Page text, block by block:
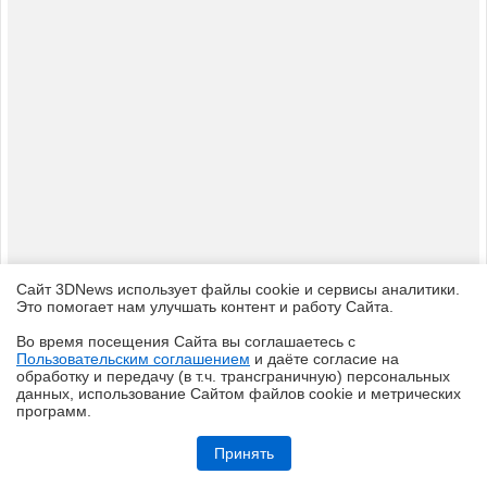
Обзор смартфона iQOO Z11: станция студенческая
редакции 3DNews.
Сайт 3DNews использует файлы cookie и сервисы аналитики.
Это помогает нам улучшать контент и работу Cайта.
Во время посещения Cайта вы соглашаетесь с
Пользовательским соглашением и даёте согласие на
обработку и передачу (в т.ч. трансграничную) персональных
данных, использование Cайтом файлов cookie и метрических
программ.
Принять